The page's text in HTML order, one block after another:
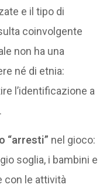
e il tipo di
coinvolgente
non ha una
né di etnia:
l’identificazione a
“arresti” nel gioco:
soglia, i bambini e
con le attività